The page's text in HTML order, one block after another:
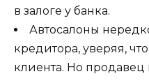
в залоге у банка.
Автосалоны
кредитора, уверяя,
клиента. Но продавец